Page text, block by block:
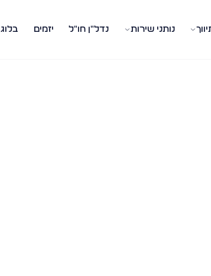
נותני שירות נדל"ן חו"ל יזמים בלוג